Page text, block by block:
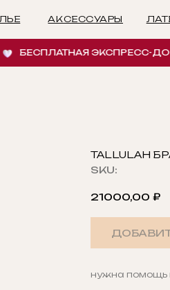
ЛАТЕКС В
АКСЕССУАРЫ
БЕСПЛАТНАЯ ЭКСПРЕСС-
TALLULAH
SKU:
21000,00 ₽
нужна помощь